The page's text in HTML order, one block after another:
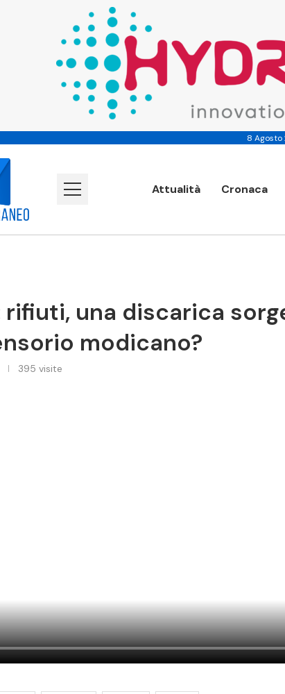
8 Agosto
Attualità Cronaca
rifiuti, una discarica
modicano?
395 visite